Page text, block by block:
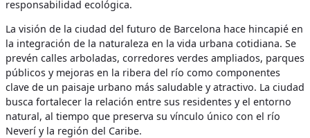
responsabilidad ecológica.
La visión de la ciudad del futuro de Barcelona hace hincapié en
la integración de la naturaleza en la vida urbana cotidiana. Se
prevén calles arboladas, corredores verdes ampliados, parques
públicos y mejoras en la ribera del río como componentes
clave de un paisaje urbano más saludable y atractivo. La ciudad
busca fortalecer la relación entre sus residentes y el entorno
natural, al tiempo que preserva su vínculo único con el río
Neverí y la región del Caribe.